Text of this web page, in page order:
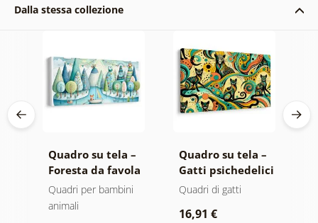
Dalla stessa collezione
Quadro su tela –
Foresta da favola
con volpe e gufi
Quadri per bambini
animali
Quadro su tela –
Gatti psichedelici
Quadri di gatti
16,91 €